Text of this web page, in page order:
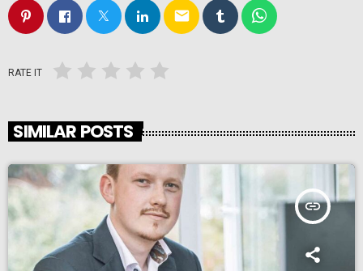
email
RATE IT
SIMILAR POSTS
insert_link